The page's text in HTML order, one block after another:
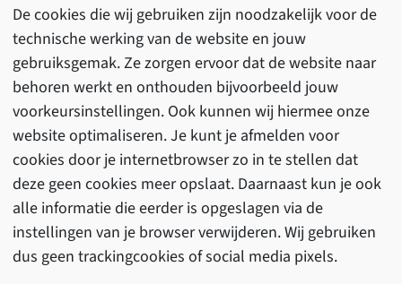
De cookies die wij gebruiken zijn noodzakelijk voor de
technische werking van de website en jouw
gebruiksgemak. Ze zorgen ervoor dat de website naar
behoren werkt en onthouden bijvoorbeeld jouw
voorkeursinstellingen. Ook kunnen wij hiermee onze
website optimaliseren. Je kunt je afmelden voor
cookies door je internetbrowser zo in te stellen dat
deze geen cookies meer opslaat. Daarnaast kun je ook
alle informatie die eerder is opgeslagen via de
instellingen van je browser verwijderen. Wij gebruiken
dus geen trackingcookies of social media pixels.